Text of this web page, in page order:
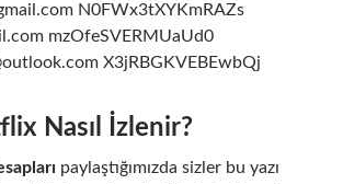
N0FWx3tXYKmRAZs
mzOfeSVERMUaUd0
X3jRBGKVEBEwbQj
Nasıl İzlenir?
paylaştığımızda sizler bu yazı